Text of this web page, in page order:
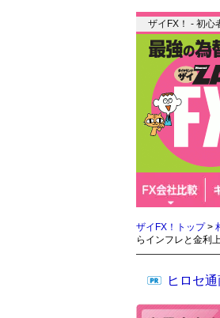
ザイFX！ - 初心
ザイFX！トップ>
らインフレと金利
ヒロセ